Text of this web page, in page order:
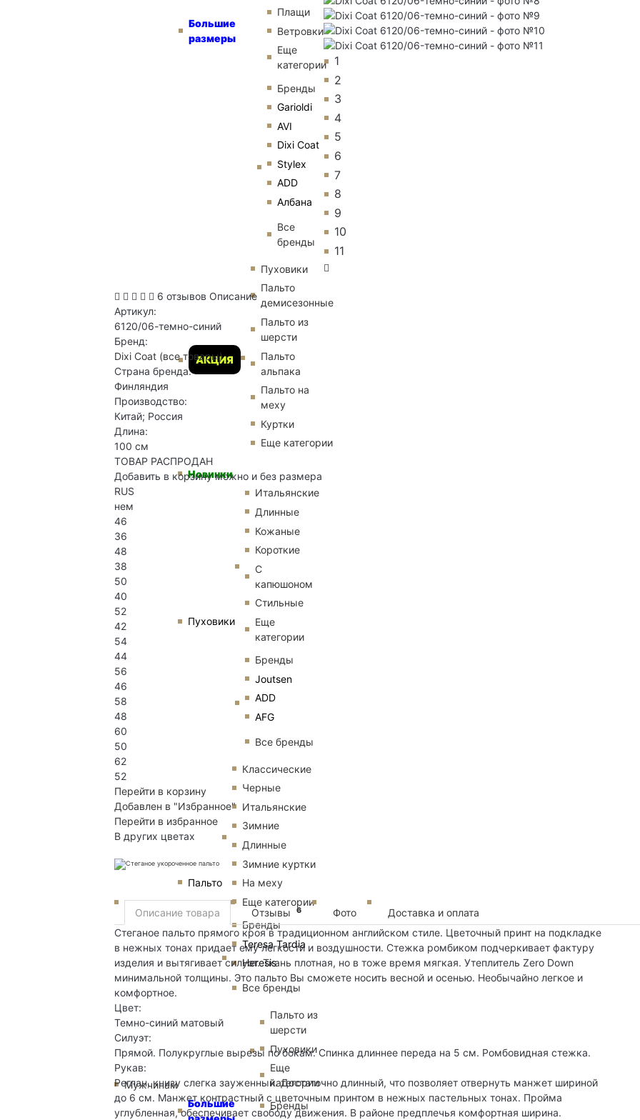
Большие
размеры
Плащи
Ветровки
Еще
категории
Бренды
Garioldi
AVI
Dixi Coat
Stylex
ADD
Албана
Все
бренды
АКЦИЯ
Пуховики
Пальто
демисезонные
Пальто из
шерсти
Пальто
альпака
Пальто на
меху
Куртки
Еще категории
Мужчинам
Новинки
Пуховики
Итальянские
Длинные
Кожаные
Короткие
С
капюшоном
Стильные
Еще
категории
Бренды
Joutsen
ADD
AFG
Все бренды
Пальто
Классические
Черные
Итальянские
Зимние
Длинные
Зимние куртки
На меху
Еще категории
Бренды
Teresa Tardia
Heresis
Все бренды
Большие
Пальто из
шерсти
Пуховики
Еще
категории
Бренды
1
2
3
4
5
6
7
8
9
10
11
6 отзывов Описание
Артикул:
6120/06-темно-синий
Бренд:
Dixi Coat (все товары)
Страна бренда:
Финляндия
Производство:
Китай; Россия
Длина:
100 см
ТОВАР РАСПРОДАН
Добавить в корзину можно и без размера
RUS
нем
46
36
48
38
50
40
52
42
54
44
56
46
58
48
60
50
62
52
Перейти в корзину
Добавлен в "Избранное"
Перейти в избранное
В других цветах
Описание товара Отзывы 6 Фото
Доставка и оплата
Стеганое пальто прямого кроя в традиционном английском стиле. Цветочный принт на подкладке
в нежных тонах придает ему легкости и воздушности. Стежка ромбиком подчеркивает фактуру
изделия и вытягивает силуэт. Ткань плотная, но в тоже время мягкая. Утеплитель Zero Down
минимальной толщины. Это пальто Вы сможете носить весной и осенью. Необычайно легкое и
комфортное.
Цвет:
Темно-синий матовый
Силуэт:
Прямой. Полукруглые вырезы по бокам. Спинка длиннее переда на 5 см. Ромбовидная стежка.
Рукав:
Реглан, книзу слегка зауженный. Достаточно длинный, что позволяет отвернуть манжет шириной
до 6 см. Манжет контрастный с цветочным принтом в нежных пастельных тонах. Пройма
углубленная, обеспечивает свободу движения. В районе предплечья комфортная ширина.